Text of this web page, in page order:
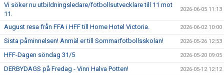
Vi söker nu utbildningsledare/fotbollsutvecklare till 11 mot
11.
2026-06-05 11:13
August resa från FFA i HFF till Home Hotel Victoria. 2026-06-02 10:00
Sista påminnelsen! Anmäl er till Sommarfotbollsskolan! 2026-05-26 12:53
HFF-Dagen söndag 31/5 2026-05-20 09:05
DERBYDAGS på Fredag - Vinn Halva Potten! 2026-05-12 12:12